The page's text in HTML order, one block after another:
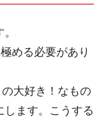
める必要があり
大好き！なもの
します。こうする